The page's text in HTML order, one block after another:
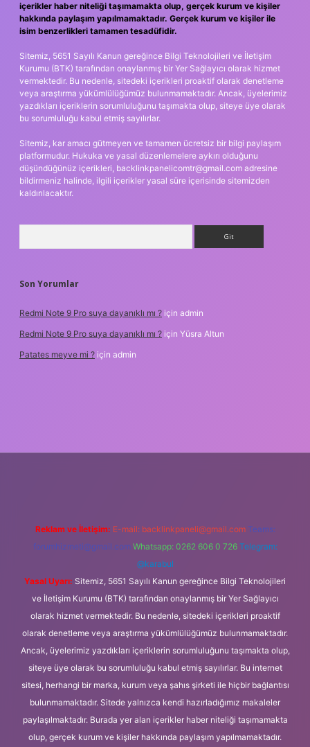
içerikler haber niteliği taşımamakta olup, gerçek kurum ve kişiler
hakkında paylaşım yapılmamaktadır. Gerçek kurum ve kişiler ile
isim benzerlikleri tamamen tesadüfidir.
Sitemiz, 5651 Sayılı Kanun gereğince Bilgi Teknolojileri ve İletişim
Kurumu (BTK) tarafından onaylanmış bir Yer Sağlayıcı olarak hizmet
vermektedir. Bu nedenle, sitedeki içerikleri proaktif olarak denetleme
veya araştırma yükümlülüğümüz bulunmamaktadır. Ancak, üyelerimiz
yazdıkları içeriklerin sorumluluğunu taşımakta olup, siteye üye olarak
bu sorumluluğu kabul etmiş sayılırlar.
Sitemiz, kar amacı gütmeyen ve tamamen ücretsiz bir bilgi paylaşım
platformudur. Hukuka ve yasal düzenlemelere aykırı olduğunu
düşündüğünüz içerikleri, backlinkpanelicomtr@gmail.com adresine
bildirmeniz halinde, ilgili içerikler yasal süre içerisinde sitemizden
kaldırılacaktır.
Son Yorumlar
Redmi Note 9 Pro suya dayanıklı mı ? için admin
Redmi Note 9 Pro suya dayanıklı mı ? için Yüsra Altun
Patates meyve mi ? için admin
Reklam ve İletişim: E-mail: backlinkpaneli@gmail.com Teams:
forumhizmeti@gmail.com Whatsapp: 0262 606 0 726 Telegram:
@karabul
Yasal Uyarı: Sitemiz, 5651 Sayılı Kanun gereğince Bilgi Teknolojileri
ve İletişim Kurumu (BTK) tarafından onaylanmış bir Yer Sağlayıcı
olarak hizmet vermektedir. Bu nedenle, sitedeki içerikleri proaktif
olarak denetleme veya araştırma yükümlülüğümüz bulunmamaktadır.
Ancak, üyelerimiz yazdıkları içeriklerin sorumluluğunu taşımakta olup,
siteye üye olarak bu sorumluluğu kabul etmiş sayılırlar. Bu internet
sitesi, herhangi bir marka, kurum veya şahıs şirketi ile hiçbir bağlantısı
bulunmamaktadır. Sitede yalnızca kendi hazırladığımız makaleler
paylaşılmaktadır. Burada yer alan içerikler haber niteliği taşımamakta
olup, gerçek kurum ve kişiler hakkında paylaşım yapılmamaktadır.